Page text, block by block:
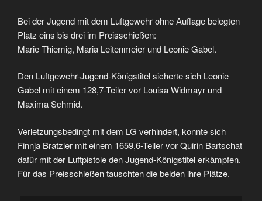
Bei der Jugend mit dem Luftgewehr ohne Auflage belegten
Platz eins bis drei im Preisschießen:
Marie Thiemig, Maria Leitenmeier und Leonie Gabel.
Den Luftgewehr-Jugend-Königstitel sicherte sich Leonie
Gabel mit einem 128,7-Teiler vor Louisa Widmayr und
Maxima Schmid.
Verletzungsbedingt mit dem LG verhindert, konnte sich
Finnja Bratzler mit einem 1659,6-Teiler vor Quirin Bartschat
dafür mit der Luftpistole den Jugend-Königstitel erkämpfen.
Für das Preisschießen tauschten die beiden ihre Plätze.